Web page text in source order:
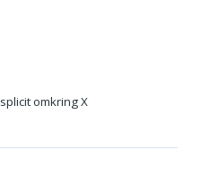
omkring X